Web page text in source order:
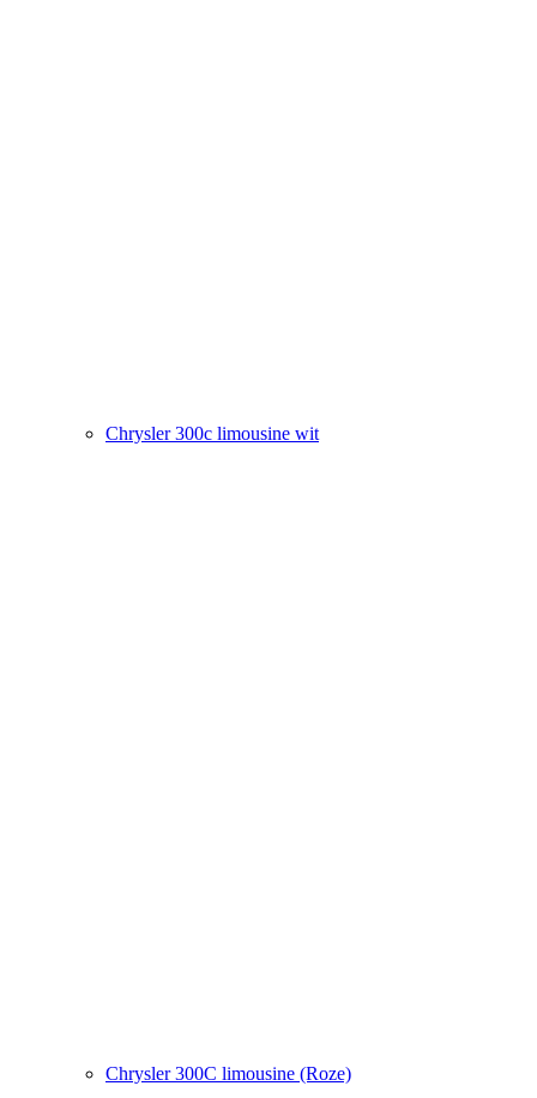
Chrysler 300c limousine wit
Chrysler 300C limousine (Roze)